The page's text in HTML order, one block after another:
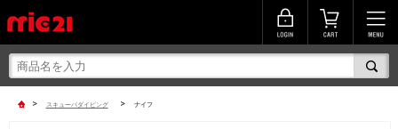
> スキューバダイビング > ナイフ